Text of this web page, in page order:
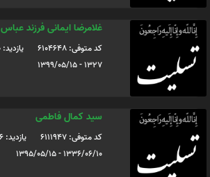
غلامرضا ایمانی فرزند عباس
کد متوفی: 6104648
یازدید: 770
1327 - 1399/05/15
سید کمال فاطمی
کد متوفی: 6111947
یازدید: 96
1336/06/10 - 1395/05/15